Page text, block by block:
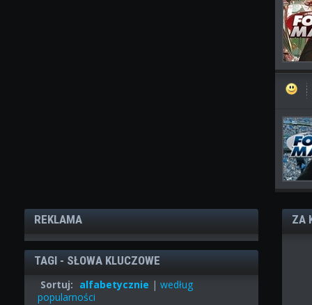
REKLAMA
TAGI - SŁOWA KLUCZOWE
Sortuj: alfabetycznie |według
popularności
ZA